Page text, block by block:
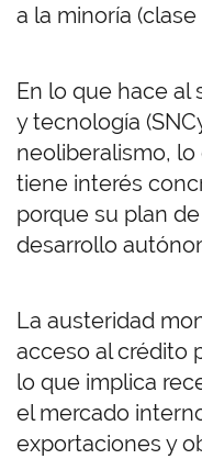
a la minoría
En lo que hace al
y tecnología
neoliberalismo,
tiene interés
porque su plan
desarrollo
La austeridad
acceso al crédito
lo que implica
el mercado
exportaciones y